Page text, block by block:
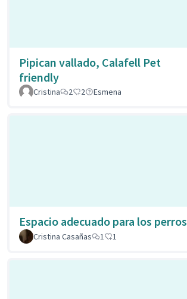
Pipican vallado, Calafell Pet
friendly
Cristina
2 2 Esmena
Espacio adecuado para los perros
Cristina Casañas
1 1